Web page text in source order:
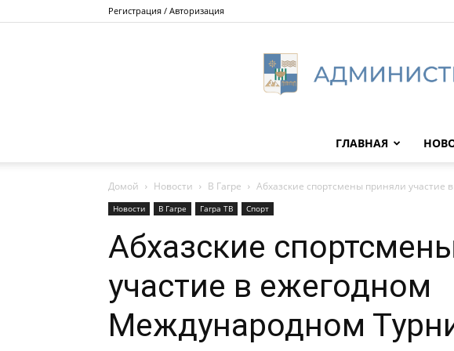
Регистрация / Авторизация
ГЛАВНАЯ
Домой Новости В Гагре Абхазские спортсмены приняли
Новости В Гагре Гагра ТВ Спорт
Абхазские
участие в ежегодном
Международном